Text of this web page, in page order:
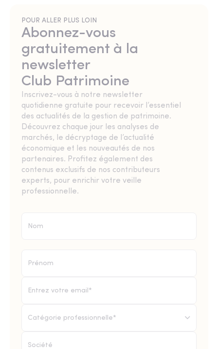
POUR ALLER PLUS LOIN
Abonnez-vous
gratuitement à la
newsletter
Club Patrimoine
Inscrivez-vous à notre newsletter
quotidienne gratuite pour recevoir l’essentiel
des actualités de la gestion de patrimoine.
Découvrez chaque jour les analyses de
marchés, le décryptage de l’actualité
économique et les nouveautés de nos
partenaires. Profitez également des
contenus exclusifs de nos contributeurs
experts, pour enrichir votre veille
professionnelle.
Catégorie professionnelle*